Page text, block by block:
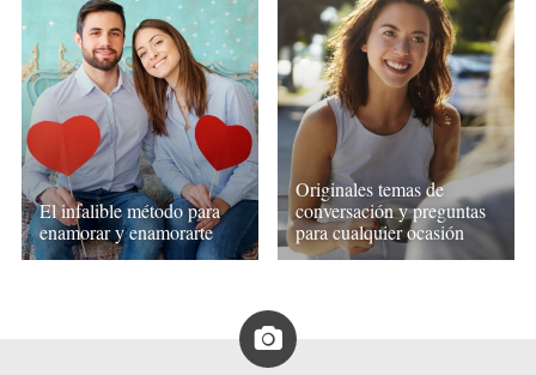
El infalible método para
enamorar y enamorarte
Originales temas de
conversación y preguntas
para cualquier ocasión